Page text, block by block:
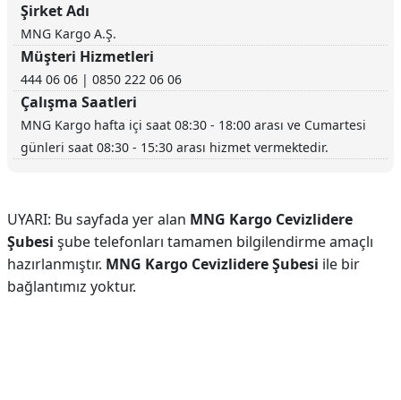
Şirket Adı
MNG Kargo A.Ş.
Müşteri Hizmetleri
444 06 06 | 0850 222 06 06
Çalışma Saatleri
MNG Kargo hafta içi saat 08:30 - 18:00 arası ve Cumartesi
günleri saat 08:30 - 15:30 arası hizmet vermektedir.
UYARI: Bu sayfada yer alan MNG Kargo Cevizlidere
Şubesi şube telefonları tamamen bilgilendirme amaçlı
hazırlanmıştır. MNG Kargo Cevizlidere Şubesi ile bir
bağlantımız yoktur.